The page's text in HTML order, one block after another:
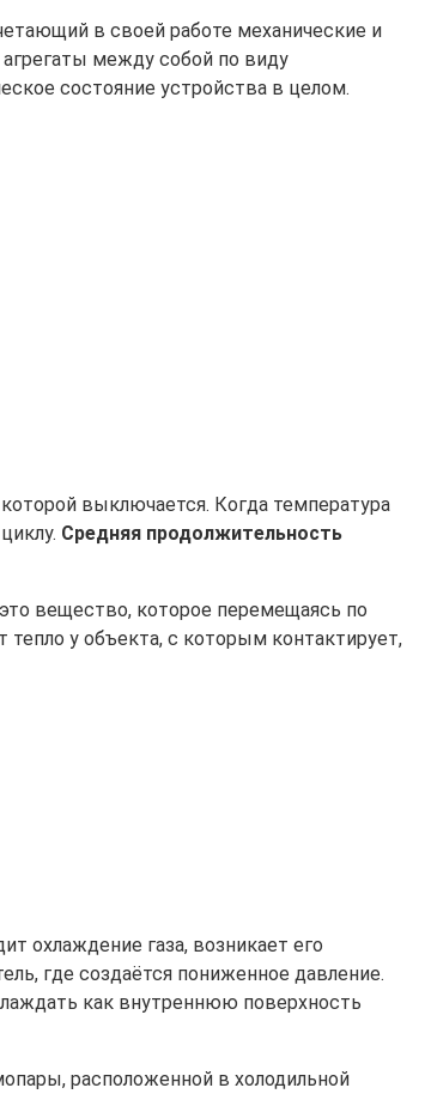
в своей работе механические и
между собой по виду
состояние устройства в целом.
выключается. Когда температура
Средняя продолжительность
вещество, которое перемещаясь по
тепло у объекта, с которым контактирует,
охлаждение газа, возникает его
где создаётся пониженное давление.
как внутреннюю поверхность
расположенной в холодильной